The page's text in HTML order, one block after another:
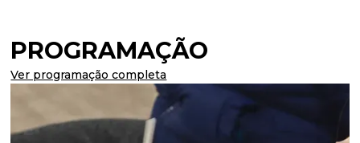
PROGRAMAÇÃO
Ver programação completa